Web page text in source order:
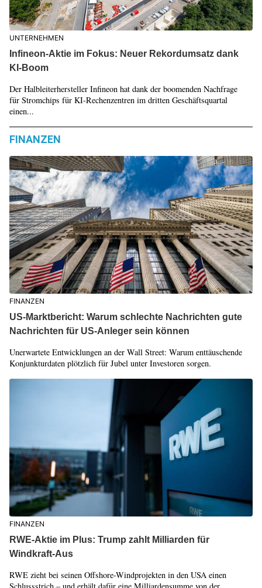
UNTERNEHMEN
Infineon-Aktie im Fokus: Neuer Rekordumsatz dank
KI-Boom
Der Halbleiterhersteller Infineon hat dank der boomenden Nachfrage
für Stromchips für KI-Rechenzentren im dritten Geschäftsquartal
einen...
FINANZEN
FINANZEN
US-Marktbericht: Warum schlechte Nachrichten gute
Nachrichten für US-Anleger sein können
Unerwartete Entwicklungen an der Wall Street: Warum enttäuschende
Konjunkturdaten plötzlich für Jubel unter Investoren sorgen.
FINANZEN
RWE-Aktie im Plus: Trump zahlt Milliarden für
Windkraft-Aus
RWE zieht bei seinen Offshore-Windprojekten in den USA einen